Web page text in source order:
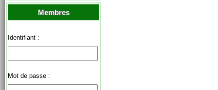
Membres
Identifiant :
Mot de passe :